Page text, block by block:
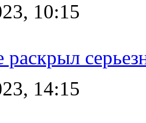
10:15
раскрыл
14:15